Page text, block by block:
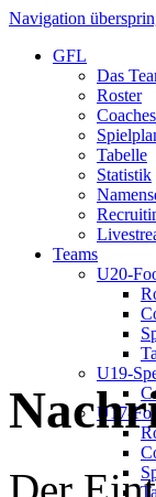
Navigation
GFL
Das
Roster
Tabelle
Statistik
Teams
U20-
U19-
U17-